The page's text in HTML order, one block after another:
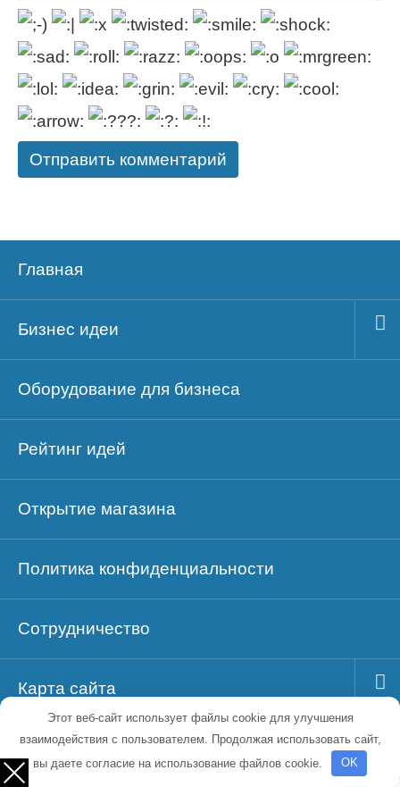
Главная
Бизнес идеи
Оборудование для бизнеса
Рейтинг идей
Открытие магазина
Политика конфиденциальности
Сотрудничество
Карта сайта
Блог
Этот веб-сайт использует файлы cookie для улучшения
взаимодействия с пользователем. Продолжая использовать сайт,
вы даете согласие на использование файлов cookie.
OK